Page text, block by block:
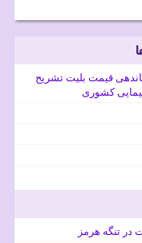
قیمت بلیت تشریح
کشوری
در تنگه هرمز